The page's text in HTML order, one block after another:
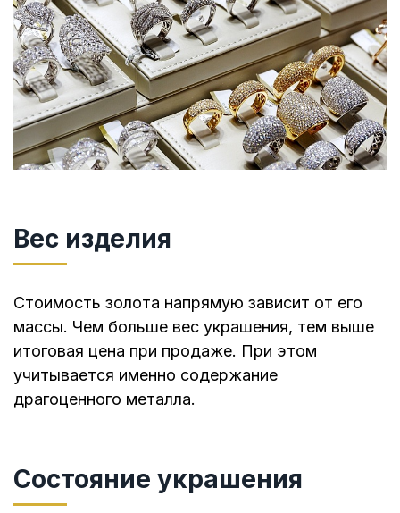
Вес изделия
Стоимость золота напрямую зависит от его
массы. Чем больше вес украшения, тем выше
итоговая цена при продаже. При этом
учитывается именно содержание
драгоценного металла.
Состояние украшения